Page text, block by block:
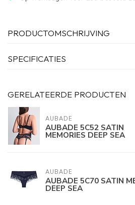
PRODUCTOMSCHRIJVING
SPECIFICATIES
GERELATEERDE PRODUCTEN
AUBADE
AUBADE 5C52 SATIN
MEMORIES DEEP SEA
AUBADE
AUBADE 5C70 SATIN
DEEP SEA